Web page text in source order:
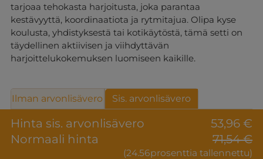
tarjoaa tehokasta harjoitusta, joka parantaa
kestävyyttä, koordinaatiota ja rytmitajua. Olipa kyse
koulusta, yhdistyksestä tai kotikäytöstä, tämä setti on
täydellinen aktiivisen ja viihdyttävän
harjoittelukokemuksen luomiseen kaikille.
Hinta sis. arvonlisävero
53,96 €
Normaali hinta
71,54 €
(24.56prosenttia tallennettu)
Ilman arvonlisävero Sis. arvonlisävero